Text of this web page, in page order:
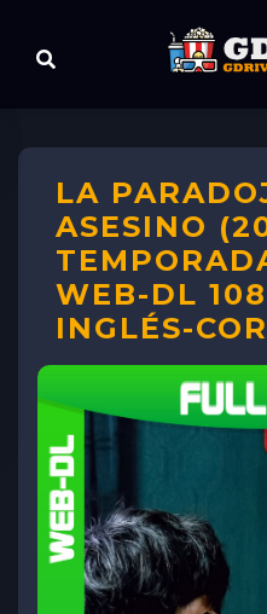
LA
ASESINO
WEB-DL
INGLÉS-